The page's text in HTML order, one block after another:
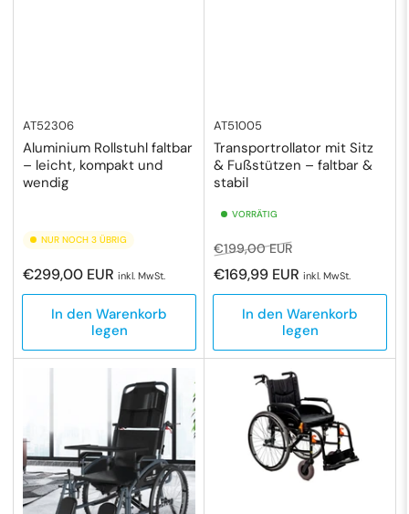
AT52306
Aluminium Rollstuhl faltbar
– leicht, kompakt und
wendig
NUR NOCH 3 ÜBRIG
Normaler
Preis
€299,00 EUR inkl. MwSt.
In den Warenkorb
legen
AT51005
Transportrollator mit Sitz
& Fußstützen – faltbar &
stabil
VORRÄTIG
Normaler
Preis
€199,00 EURAusverkaufspreis
€169,99 EUR inkl. MwSt.
In den Warenkorb
legen